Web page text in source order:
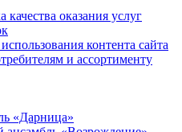
качества оказания услуг
контента сайта
и ассортименту
«Дарница»